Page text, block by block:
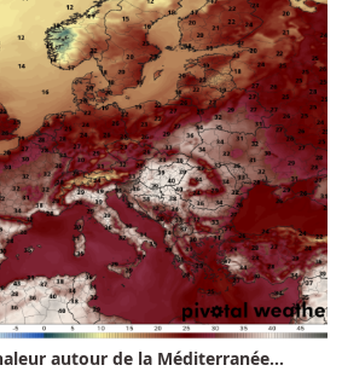
autour de la Méditerranée...